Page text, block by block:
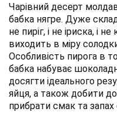
Чарівний десерт
бабка нягре. Дуже
не пиріг, і не іриска, і
виходить в міру
Особливість пирога в
бабка набуває
досягти ідеального
яйця, а також добити
прибрати смак та запах